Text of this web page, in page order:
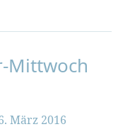
Mittwoch
März 2016